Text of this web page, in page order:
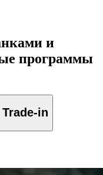
и
программы
Trade-in